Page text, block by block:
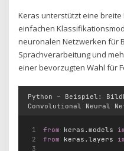
Keras unterstützt eine
einfachen
neuronalen Netzwerken für
Sprachverarbeitung und
einer bevorzugten Wahl für
Python – Beispiel:
Convolutional Neural
from keras.models
from keras.layers